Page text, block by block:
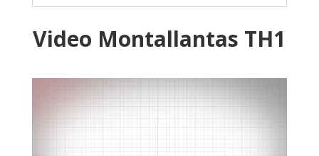
Video Montallantas TH1